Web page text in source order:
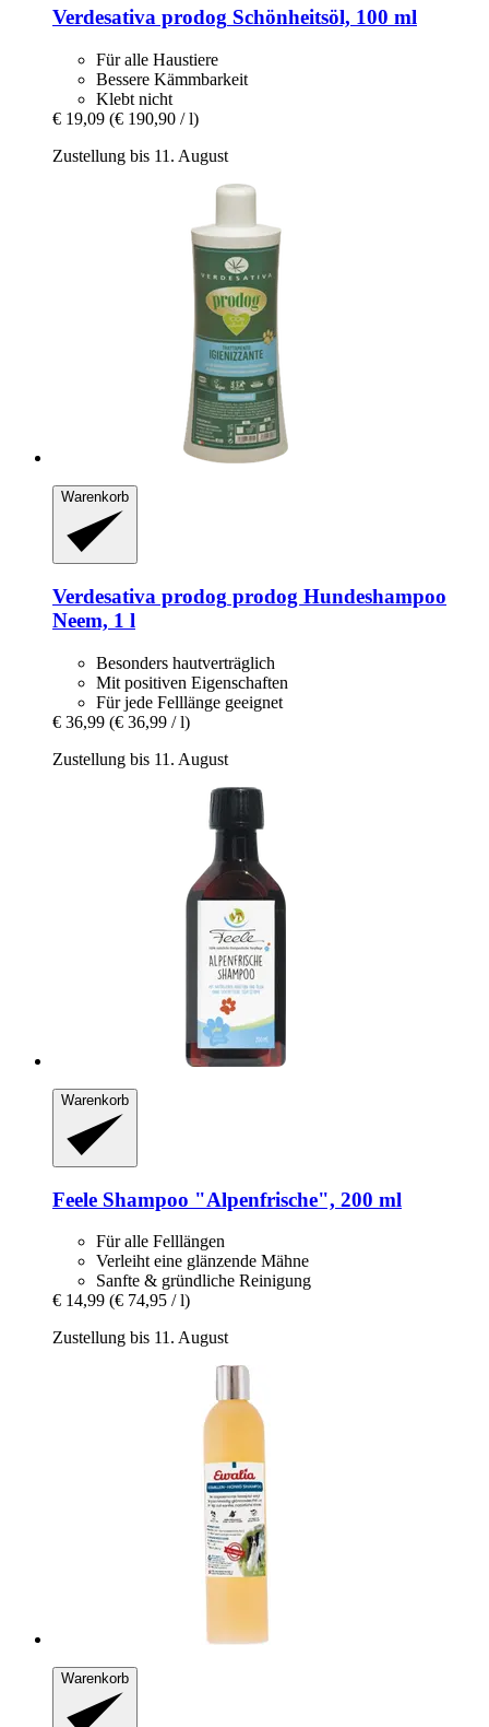
Verdesativa prodog Schönheitsöl, 100 ml
Für alle Haustiere
Bessere Kämmbarkeit
Klebt nicht
€ 19,09 (€ 190,90 / l)
Zustellung bis 11. August
Warenkorb
Verdesativa prodog prodog Hundeshampoo
Neem, 1 l
Besonders hautverträglich
Mit positiven Eigenschaften
Für jede Felllänge geeignet
€ 36,99 (€ 36,99 / l)
Zustellung bis 11. August
Warenkorb
Feele Shampoo "Alpenfrische", 200 ml
Für alle Felllängen
Verleiht eine glänzende Mähne
Sanfte & gründliche Reinigung
€ 14,99 (€ 74,95 / l)
Zustellung bis 11. August
Warenkorb